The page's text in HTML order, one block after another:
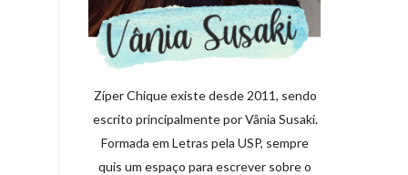
Zíper Chique existe desde 2011, sendo
escrito principalmente por Vânia Susaki.
Formada em Letras pela USP, sempre
quis um espaço para escrever sobre o